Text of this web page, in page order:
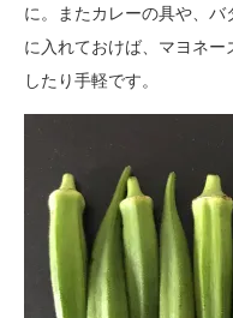
に。またカレーの具や、
に入れておけば、マヨネ
したり手軽です。